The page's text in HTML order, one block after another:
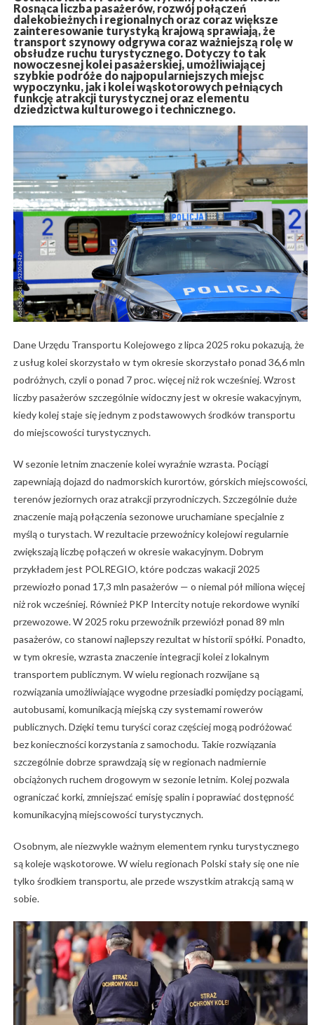
Rosnąca liczba pasażerów, rozwój połączeń
dalekobieżnych i regionalnych oraz coraz większe
zainteresowanie turystyką krajową sprawiają, że
transport szynowy odgrywa coraz ważniejszą rolę w
obsłudze ruchu turystycznego. Dotyczy to tak
nowoczesnej kolei pasażerskiej, umożliwiającej
szybkie podróże do najpopularniejszych miejsc
wypoczynku, jak i kolei wąskotorowych pełniących
funkcję atrakcji turystycznej oraz elementu
dziedzictwa kulturowego i technicznego.
Dane Urzędu Transportu Kolejowego z lipca 2025 roku pokazują, że
z usług kolei skorzystało w tym okresie skorzystało ponad 36,6 mln
podróżnych, czyli o ponad 7 proc. więcej niż rok wcześniej. Wzrost
liczby pasażerów szczególnie widoczny jest w okresie wakacyjnym,
kiedy kolej staje się jednym z podstawowych środków transportu
do miejscowości turystycznych.
W sezonie letnim znaczenie kolei wyraźnie wzrasta. Pociągi
zapewniają dojazd do nadmorskich kurortów, górskich miejscowości,
terenów jeziornych oraz atrakcji przyrodniczych. Szczególnie duże
znaczenie mają połączenia sezonowe uruchamiane specjalnie z
myślą o turystach. W rezultacie przewoźnicy kolejowi regularnie
zwiększają liczbę połączeń w okresie wakacyjnym. Dobrym
przykładem jest POLREGIO, które podczas wakacji 2025
przewiozło ponad 17,3 mln pasażerów — o niemal pół miliona więcej
niż rok wcześniej. Również PKP Intercity notuje rekordowe wyniki
przewozowe. W 2025 roku przewoźnik przewiózł ponad 89 mln
pasażerów, co stanowi najlepszy rezultat w historii spółki. Ponadto,
w tym okresie, wzrasta znaczenie integracji kolei z lokalnym
transportem publicznym. W wielu regionach rozwijane są
rozwiązania umożliwiające wygodne przesiadki pomiędzy pociągami,
autobusami, komunikacją miejską czy systemami rowerów
publicznych. Dzięki temu turyści coraz częściej mogą podróżować
bez konieczności korzystania z samochodu. Takie rozwiązania
szczególnie dobrze sprawdzają się w regionach nadmiernie
obciążonych ruchem drogowym w sezonie letnim. Kolej pozwala
ograniczać korki, zmniejszać emisję spalin i poprawiać dostępność
komunikacyjną miejscowości turystycznych.
Osobnym, ale niezwykle ważnym elementem rynku turystycznego
są koleje wąskotorowe. W wielu regionach Polski stały się one nie
tylko środkiem transportu, ale przede wszystkim atrakcją samą w
sobie.